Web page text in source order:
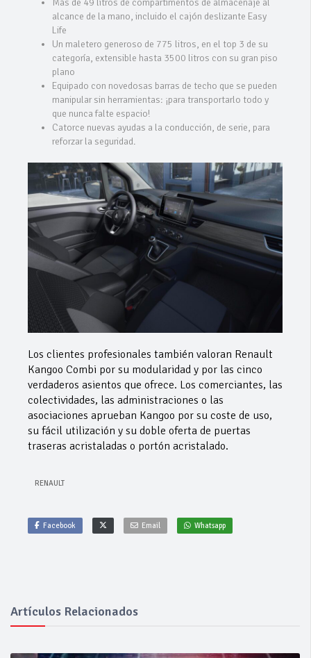
Más de 49 litros de compartimentos de almacenaje al
alcance de la mano, incluido el cajón deslizante Easy
Life
Un maletero generoso de 775 litros, en el top 3 de su
categoría, extensible hasta 3500 litros con su gran piso
plano
Equipado con novedosas barras de techo que se pueden
manipular sin herramientas: ¡para transportarlo todo y
que nunca falte espacio!
Catorce nuevas ayudas a la conducción, de serie, para
reforzar la seguridad.
Los clientes profesionales también valoran Renault
Kangoo Combi por su modularidad y por las cinco
verdaderos asientos que ofrece. Los comerciantes, las
colectividades, las administraciones o las
asociaciones aprueban Kangoo por su coste de uso,
su fácil utilización y su doble oferta de puertas
traseras acristaladas o portón acristalado.
RENAULT
Facebook Email Whatsapp
Artículos Relacionados